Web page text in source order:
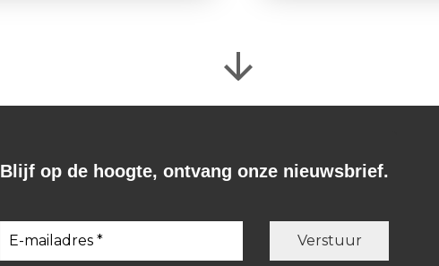
Blijf op de hoogte, ontvang onze nieuwsbrief.